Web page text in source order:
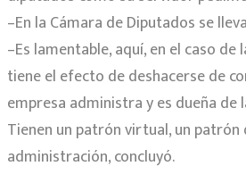
–En la Cámara de Diputados se
–Es lamentable, aquí, en el caso
tiene el efecto de deshacerse de
empresa administra y es dueña
Tienen un patrón virtual, un patrón
administración, concluyó.